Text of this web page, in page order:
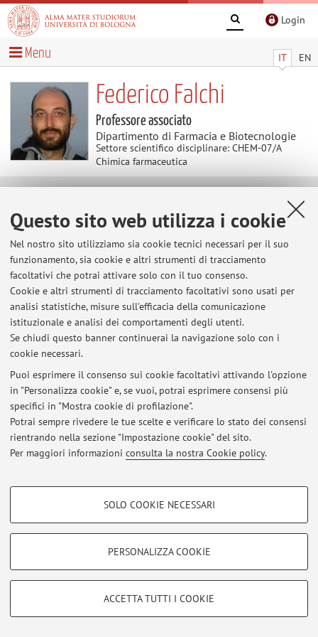
Questo sito web utilizza i cookie
Nel nostro sito utilizziamo sia cookie tecnici necessari per il suo
funzionamento, sia cookie e altri strumenti di tracciamento
facoltativi che potrai attivare solo con il tuo consenso.
Cookie e altri strumenti di tracciamento facoltativi sono usati per
analisi statistiche, misure sull'efficacia della comunicazione
istituzionale e analisi dei comportamenti degli utenti.
Se chiudi questo banner continuerai la navigazione solo con i
cookie necessari.
Puoi esprimere il consenso sui cookie facoltativi attivando l'opzione
in "Personalizza cookie" e, se vuoi, potrai esprimere consensi più
specifici in "Mostra cookie di profilazione".
Potrai sempre rivedere le tue scelte e verificare lo stato dei consensi
rientrando nella sezione "Impostazione cookie" del sito.
Per maggiori informazioni consulta la nostra Cookie policy.
COOKIE DI PROFILAZIONE - FACOLTATIVI
COOKIE TECNICI - NECESSARI
Si tratta di cookie tecnici utilizzati, a titolo esemplificativo, per il corretto
SOLO COOKIE NECESSARI
PERSONALIZZA COOKIE
ACCETTA TUTTI I COOKIE
Login
IT EN
Menu
Federico Falchi
Professore associato
Dipartimento di Farmacia e Biotecnologie
Settore scientifico disciplinare: CHEM-07/A
Chimica farmaceutica
Avvisi
Esame del 23 settembre di Analisi e di
Estrazione dei fitoderivati.
Gli esami in oggetto sono spostati dalla sede di Imola a
quella del Navile (UE5) a Bologna in via Gobetti 87 alle
ore 14. Telefono: +39 051 20 9 4227
Pubblicato il: 21 settembre 2025
Area riservata
Accedi tramiteloginper gestire tutti i contenuti del sito.
Zamboni, 33 - 40126 Bologna - Partita IVA: 01131710376
|Note legali| Impostazioni Cookie